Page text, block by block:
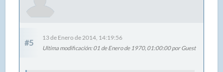
#5
13 de Enero de 2014, 14:19:56
Ultima modificación: 01 de Enero de 1970, 01:00:00 por Guest